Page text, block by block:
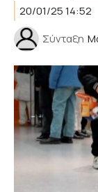
20/01/25 14:52
Σύνταξη